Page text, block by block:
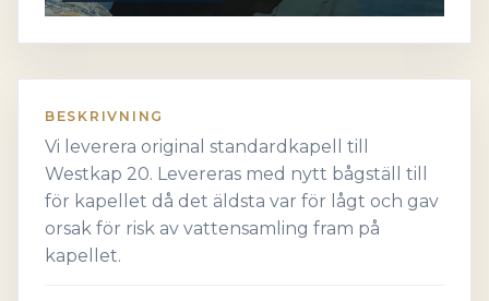
BESKRIVNING
Vi leverera original standardkapell till
Westkap 20. Levereras med nytt bågställ till
för kapellet då det äldsta var för lågt och gav
orsak för risk av vattensamling fram på
kapellet.